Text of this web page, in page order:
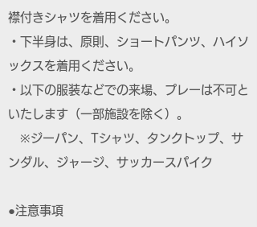
襟付きシャツを着用ください。
・下半身は、原則、ショートパンツ、ハイソ
ックスを着用ください。
・以下の服装などでの来場、プレーは不可と
いたします（一部施設を除く）。
※ジーパン、Tシャツ、タンクトップ、サ
ンダル、ジャージ、サッカースパイク
●注意事項